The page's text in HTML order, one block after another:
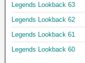
Legends Lookback 63
Legends Lookback 62
Legends Lookback 61
Legends Lookback 60